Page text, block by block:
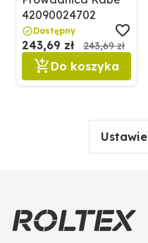
42090024702
Dostępny
243,69 zł 243,69 zł
Do koszyka